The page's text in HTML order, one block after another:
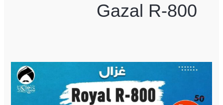
Gazal R-800
Gazal
800plus